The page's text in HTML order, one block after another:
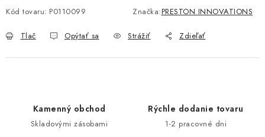
DOPRAVA
VŠEOBECNÉ NARIADENIE O BEZPEČNOSTI
PRODUKTOV (GPSR)
Doprava Navštívte našu predajňu v MARCELOVEJ »
Kód tovaru: P0110099 Značka:PRESTON INNOVATIONS
Tlač Opýtať sa Strážiť Zdieľať
Kamenný obchod
Skladovými zásobami
Rýchle dodanie tovaru
1-2 pracovné dni